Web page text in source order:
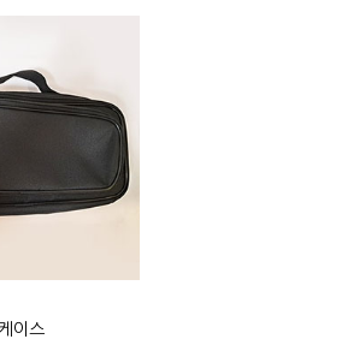
이스